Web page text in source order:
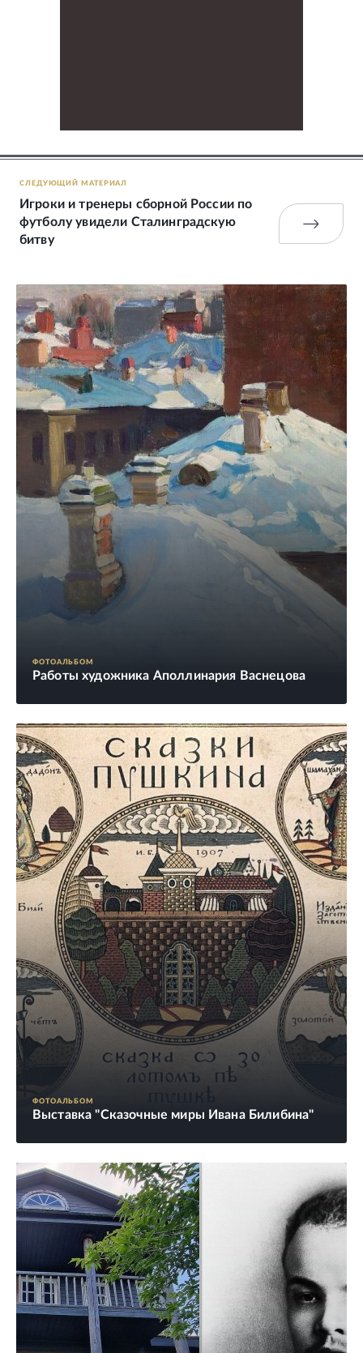
ФОТОАЛЬБОМ
Работы художника Аполлинария Васнецова
ФОТОАЛЬБОМ
Выставка "Сказочные миры Ивана Билибина"
СЛЕДУЮЩИЙ МАТЕРИАЛ
Игроки и тренеры сборной России по
футболу увидели Сталинградскую
битву